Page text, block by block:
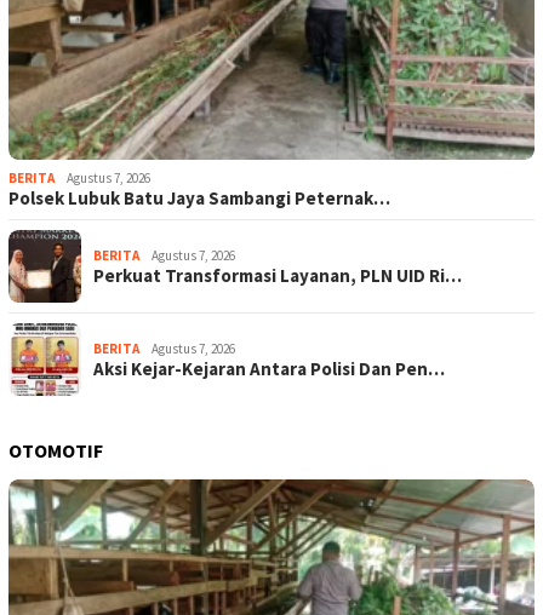
BERITA Agustus 7, 2026
Polsek Lubuk Batu Jaya Sambangi Peternak…
BERITA Agustus 7, 2026
Perkuat Transformasi Layanan, PLN UID Ri…
BERITA Agustus 7, 2026
Aksi Kejar-Kejaran Antara Polisi Dan Pen…
OTOMOTIF